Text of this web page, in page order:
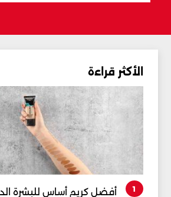
الأكثر قراءة
1 أفضل كريم أساس للبشرة